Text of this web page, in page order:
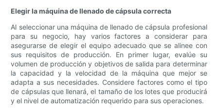
Elegir la máquina de llenado de cápsula correcta
Al seleccionar una máquina de llenado de cápsula profesional
para su negocio, hay varios factores a considerar para
asegurarse de elegir el equipo adecuado que se alinee con
sus requisitos de producción. En primer lugar, evalúe su
volumen de producción y objetivos de salida para determinar
la capacidad y la velocidad de la máquina que mejor se
adapta a sus necesidades. Considere factores como el tipo
de cápsulas que llenará, el tamaño de los lotes que producirá
y el nivel de automatización requerido para sus operaciones.